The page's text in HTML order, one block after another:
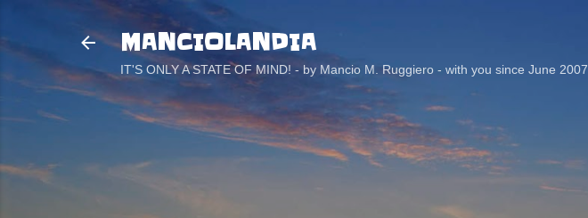
MANCIOLANDIA
IT'S ONLY A STATE OF MIND! - by Mancio M. Ruggiero - with you since June 2007